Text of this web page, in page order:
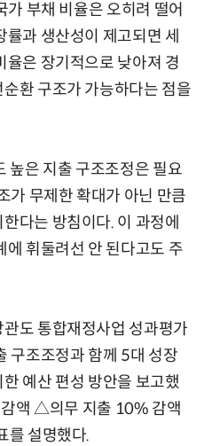
가 부채 비율은 오히려 떨어
과 생산성이 제고되면 세
율은 장기적으로 낮아져 경
환 구조가 가능하다는 점을
높은 지출 구조조정은 필요
가 무제한 확대가 아닌 만큼
다는 방침이다. 이 과정에
에 휘둘려선 안 된다고도 주
도 통합재정사업 성과평가
구조조정과 함께 5대 성장
예산 편성 방안을 보고했
액 △의무 지출 10% 감액
설명했다.